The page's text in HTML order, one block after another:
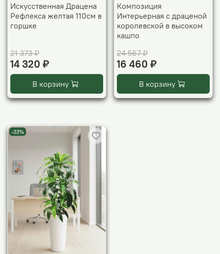
Искусственная Драцена
Рефлекса желтая 110см в
горшке
21 373 ₽
14 320 ₽
В корзину
Композиция
Интерьерная с драценой
королевской в высоком
кашпо
24 567 ₽
16 460 ₽
В корзину
-33%